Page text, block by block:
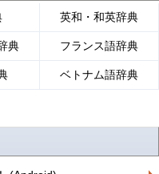
英和・和英辞典
典 フランス語辞典
ベトナム語辞典